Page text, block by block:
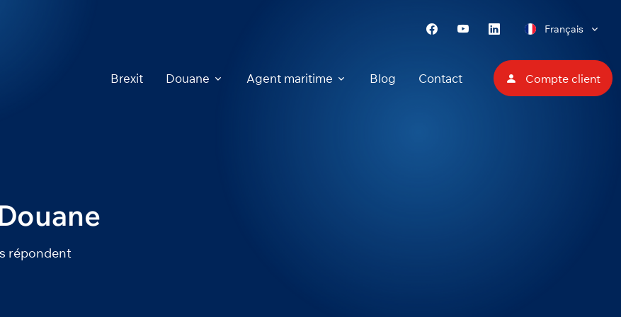
Français
Brexit Douane Agent maritime Blog Contact Compte client
répondent